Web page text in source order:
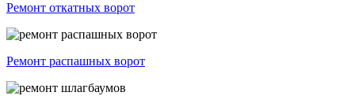
Ремонт откатных ворот
Ремонт распашных ворот